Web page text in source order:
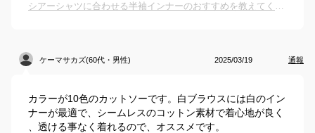
シアーシャツに合わせる半袖インナーのおすすめを教えてください
ケーマサカズ(60代・男性) 2025/03/19 通報
カラーが10色のカットソーです。白ブラウスには白のイン
ナーが最適で、シームレスのコットン素材で着心地が良く
、透ける事なく着れるので、オススメです。